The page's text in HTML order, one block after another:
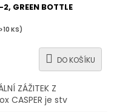
GREEN BOTTLE
KS)
DO KOŠÍKU
ZÁŽITEK Z
CASPER je stv